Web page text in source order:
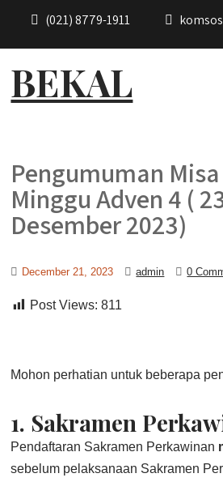
(021) 8779-1911
BEKAL
Pengumuman
Minggu Adven 4 (
Desember 2023)
December 21, 2023 admin 0
Post Views: 811
Mohon perhatian untuk beberapa
1. Sakramen
Pendaftaran Sakramen Perkawinan
sebelum pelaksanaan Sakramen